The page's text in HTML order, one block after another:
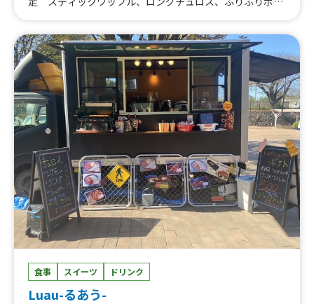
あげ丼、とろとろ杏仁豆腐、台湾からあげ、ジーロー飯、
ルーロー飯、トロトロ豚バラ軟骨角煮飯、チキンオーバー
ライス、鶏皮せんべい、MAXポテト、中津からあげ
食事 スイーツ ドリンク
Luau-るあう-